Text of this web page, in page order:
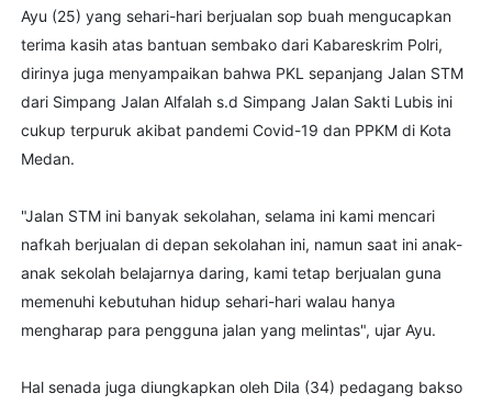
Ayu (25) yang sehari-hari berjualan sop buah mengucapkan
terima kasih atas bantuan sembako dari Kabareskrim Polri,
dirinya juga menyampaikan bahwa PKL sepanjang Jalan STM
dari Simpang Jalan Alfalah s.d Simpang Jalan Sakti Lubis ini
cukup terpuruk akibat pandemi Covid-19 dan PPKM di Kota
Medan.
"Jalan STM ini banyak sekolahan, selama ini kami mencari
nafkah berjualan di depan sekolahan ini, namun saat ini anak-
anak sekolah belajarnya daring, kami tetap berjualan guna
memenuhi kebutuhan hidup sehari-hari walau hanya
mengharap para pengguna jalan yang melintas", ujar Ayu.
Hal senada juga diungkapkan oleh Dila (34) pedagang bakso